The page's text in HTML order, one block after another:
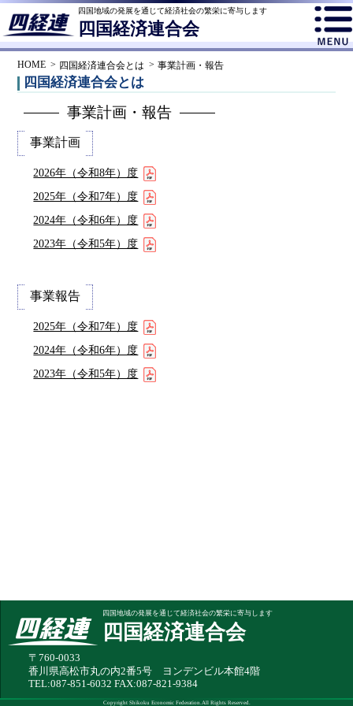
四国地域の発展を通じて経済社会の繁栄に寄与します
四国経済連合会
HOME 四国経済連合会とは 事業計画・報告
四国経済連合会とは
事業計画・報告
事業計画
2026年（令和8年）度
2025年（令和7年）度
2024年（令和6年）度
2023年（令和5年）度
事業報告
2025年（令和7年）度
2024年（令和6年）度
2023年（令和5年）度
四国地域の発展を通じて経済社会の繁栄に寄与します
四国経済連合会
〒760-0033
香川県高松市丸の内2番5号 ヨンデンビル本館4階
TEL:087-851-6032 FAX:087-821-9384
Copyright Shikoku Economic Federation.All Rights Reserved.